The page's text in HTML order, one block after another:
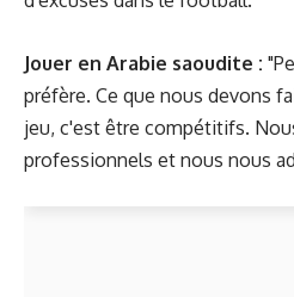
Jouer en Arabie saoudite :
préfère. Ce que nous devons
jeu, c'est être compétitifs.
professionnels et nous nous